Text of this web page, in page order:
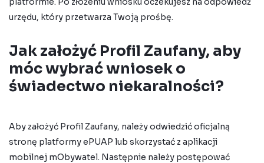
urzędu, który przetwarza Twoją prośbę.
Jak założyć Profil Zaufany, aby
móc wybrać wniosek o
świadectwo niekaralności?
Aby założyć Profil Zaufany, należy odwiedzić oficjalną
stronę platformy ePUAP lub skorzystać z aplikacji
mobilnej mObywatel. Następnie należy postępować